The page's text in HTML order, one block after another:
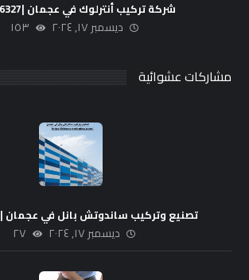
شركة تركيب أنترلوك في عجمان |0521606327
ديسمبر ١٧, ٢٠٢٤ ١٥٣
مشاركات عشوائية
تصنيع وتركيب ساندوتش بانل في عجمان |0521606327
ديسمبر ١٧, ٢٠٢٤ ٢٧